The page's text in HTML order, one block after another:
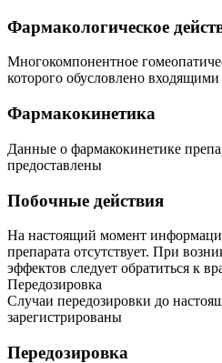
Фармакологическое
Многокомпонентное
которого обусловлено
Фармакокинетика
Данные о фармакокинетике
предоставлены
Побочные действия
На настоящий момент
препарата отсутствует. При
эффектов следует обратиться к
Передозировка
Случаи передозировки до
зарегистрированы
Передозировка